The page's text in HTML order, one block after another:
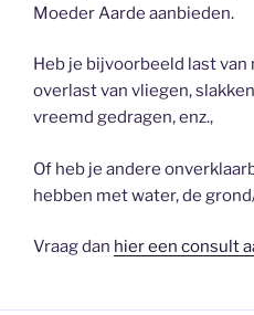
Moeder Aarde aanbieden.
Heb je bijvoorbeeld last
overlast van vliegen,
vreemd gedragen, enz.,
Of heb je andere
hebben met water, de
Vraag dan hier een consult